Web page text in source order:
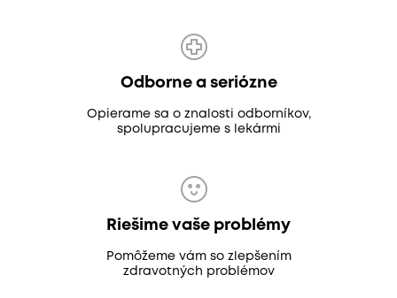
Odborne a seriózne
Opierame sa o znalosti odborníkov,
spolupracujeme s lekármi
Riešime vaše problémy
Pomôžeme vám so zlepšením
zdravotných problémov